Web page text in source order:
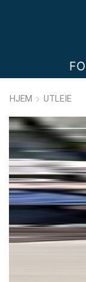
HJEM UTLEIE